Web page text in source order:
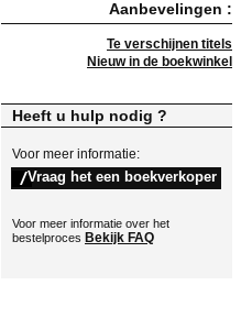
Aanbevelingen :
Te verschijnen titels
Nieuw in de boekwinkel
Heeft u hulp nodig ?
Voor meer informatie:
Voor meer informatie over het
bestelproces Bekijk FAQ